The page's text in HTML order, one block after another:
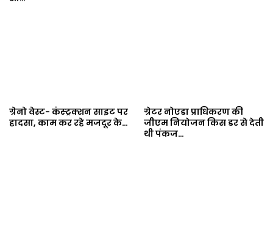
ग्रेनो वेस्ट- कंस्ट्रक्शन साइट पर
हादसा, काम कर रहे मजदूर के…
ग्रेटर नोएडा प्राधिकरण की
जीएम नियोजन किस डर से देती
थी पंकज…